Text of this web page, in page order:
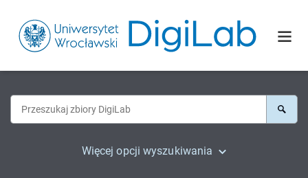
Więcej opcji wyszukiwania